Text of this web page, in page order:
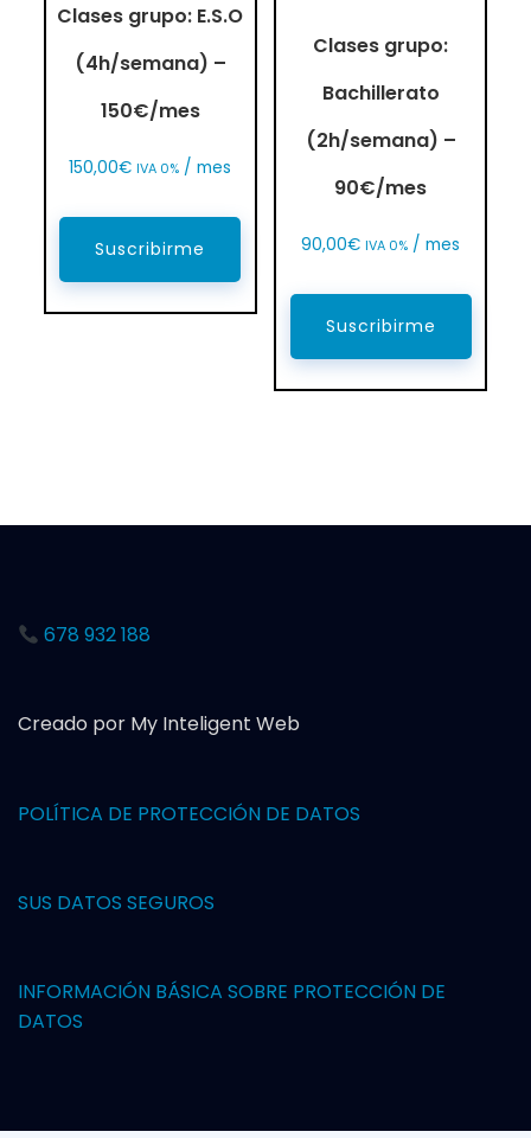
Clases grupo: E.S.O
(4h/semana) –
150€/mes
150,00€ IVA 0% / mes
Suscribirme
Clases grupo:
Bachillerato
(2h/semana) –
90€/mes
90,00€ IVA 0% / mes
Suscribirme
678 932 188
Creado por My Inteligent Web
POLÍTICA DE PROTECCIÓN DE DATOS
SUS DATOS SEGUROS
INFORMACIÓN BÁSICA SOBRE PROTECCIÓN DE
DATOS